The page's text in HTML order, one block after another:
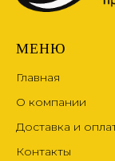
МЕНЮ
Главная
О компании
Доставка и
Контакты